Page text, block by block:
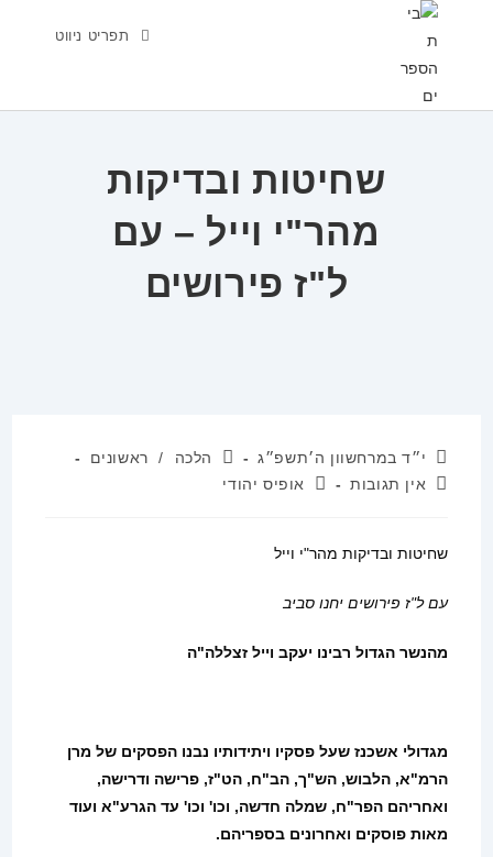
תפריט ניווט
שחיטות ובדיקות
מהר"י וייל – עם
ל"ז פירושים
פורסם:י״ד במרחשוון ה׳תשפ״ג קטגוריה:
הלכה /
ראשונים
תגובות:
אין תגובות מחבר:אופיס יהודי
שחיטות ובדיקות מהר"י וייל
עם ל"ז פירושים יחנו סביב
מהנשר הגדול רבינו יעקב וייל זצללה"ה
מגדולי אשכנז שעל פסקיו ויתידותיו נבנו הפסקים של מרן
הרמ"א, הלבוש, הש"ך, הב"ח, הט"ז, פרישה ודרישה,
ואחריהם הפר"ח, שמלה חדשה, וכו' וכו' עד הגרע"א ועוד
מאות פוסקים ואחרונים בספריהם.